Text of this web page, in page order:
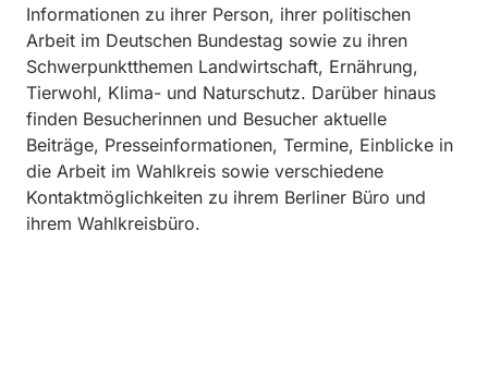
Informationen zu ihrer Person, ihrer politischen
Arbeit im Deutschen Bundestag sowie zu ihren
Schwerpunktthemen Landwirtschaft, Ernährung,
Tierwohl, Klima- und Naturschutz. Darüber hinaus
finden Besucherinnen und Besucher aktuelle
Beiträge, Presseinformationen, Termine, Einblicke in
die Arbeit im Wahlkreis sowie verschiedene
Kontaktmöglichkeiten zu ihrem Berliner Büro und
ihrem Wahlkreisbüro.